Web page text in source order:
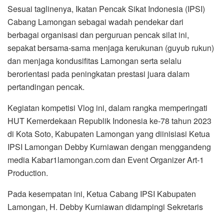
Sesuai taglinenya, Ikatan Pencak Sikat Indonesia (IPSI)
Cabang Lamongan sebagai wadah pendekar dari
berbagai organisasi dan perguruan pencak silat ini,
sepakat bersama-sama menjaga kerukunan (guyub rukun)
dan menjaga kondusifitas Lamongan serta selalu
berorientasi pada peningkatan prestasi juara dalam
pertandingan pencak.
Kegiatan kompetisi Vlog ini, dalam rangka memperingati
HUT Kemerdekaan Republik Indonesia ke-78 tahun 2023
di Kota Soto, Kabupaten Lamongan yang diinisiasi Ketua
IPSI Lamongan Debby Kurniawan dengan menggandeng
media Kabar1lamongan.com dan Event Organizer Art-1
Production.
Pada kesempatan ini, Ketua Cabang IPSI Kabupaten
Lamongan, H. Debby Kurniawan didampingi Sekretaris